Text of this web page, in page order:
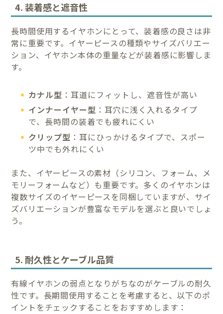
4. 装着感と遮音性
長時間使用するイヤホンにとって、装着感の良さは非
常に重要です。イヤーピースの種類やサイズバリエー
ション、イヤホン本体の重量などが装着感に影響しま
す。
カナル型 ：耳道にフィットし、遮音性が高い
インナーイヤー型 ：耳穴に浅く入れるタイプ
で、長時間の装着でも疲れにくい
クリップ型 ：耳にひっかけるタイプで、スポー
ツ中でも外れにくい
また、イヤーピースの素材（シリコン、フォーム、メ
モリーフォームなど）も重要です。多くのイヤホンは
複数サイズのイヤーピースを同梱していますが、サイ
ズバリエーションが豊富なモデルを選ぶと良いでしょ
う。
5. 耐久性とケーブル品質
有線イヤホンの弱点となりがちなのがケーブルの耐久
性です。長期間使用することを考慮すると、以下のポ
イントをチェックすることをおすすめします：